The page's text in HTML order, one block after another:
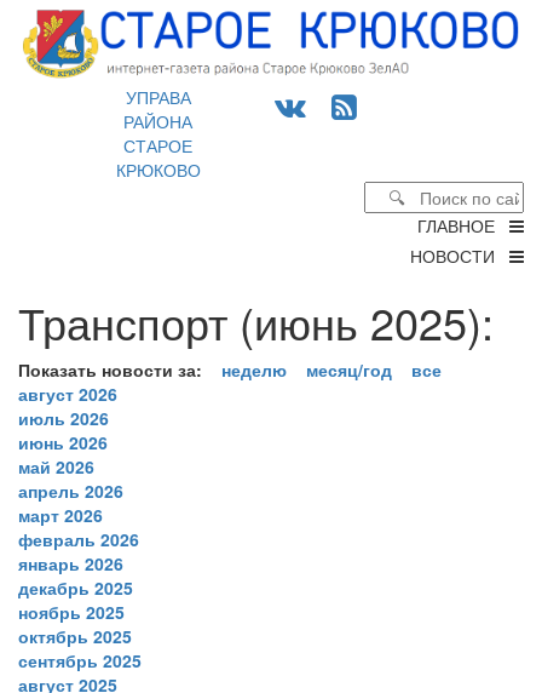
УПРАВА
РАЙОНА
СТАРОЕ
КРЮКОВО
ГЛАВНОЕ
НОВОСТИ
Транспорт (июнь 2025):
Показать новости за: неделю месяц/год
все
август 2026
июль 2026
июнь 2026
май 2026
апрель 2026
март 2026
февраль 2026
январь 2026
декабрь 2025
ноябрь 2025
октябрь 2025
сентябрь 2025
август 2025